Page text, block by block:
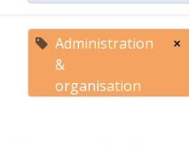
Administration
&
organisation
×